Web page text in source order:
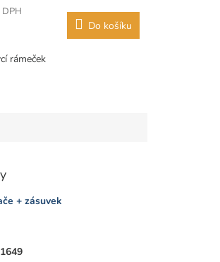
Do košíku
rámeček
+ zásuvek